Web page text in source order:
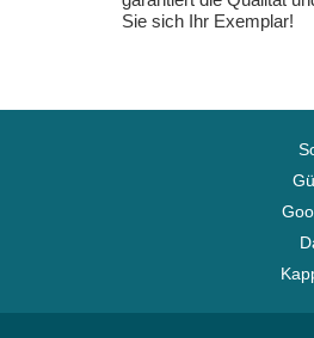
Sie sich Ihr Exemplar!